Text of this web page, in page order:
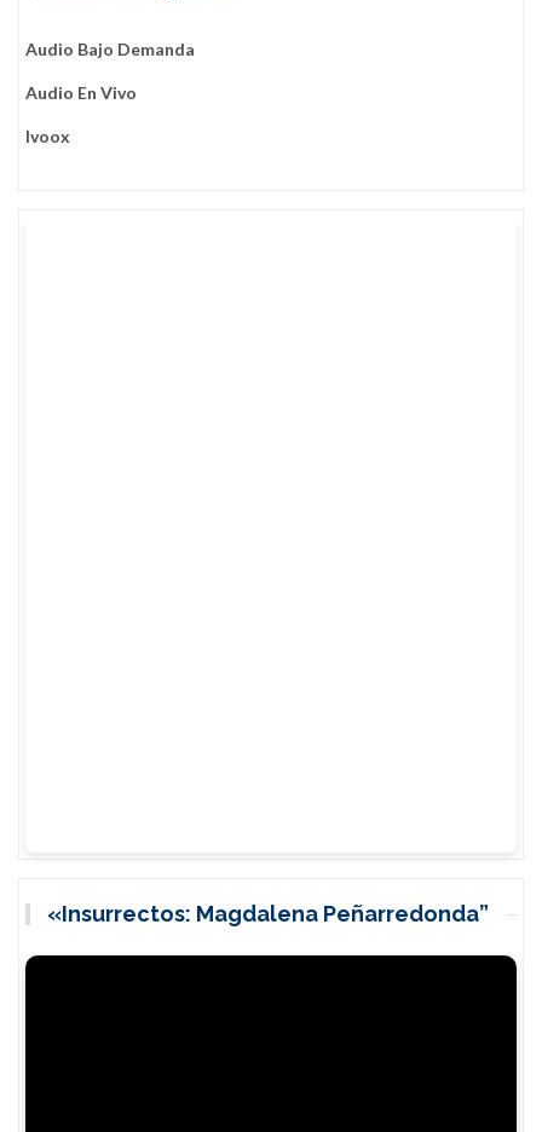
Audio Bajo Demanda
Audio En Vivo
Ivoox
«Insurrectos: Magdalena Peñarredonda”